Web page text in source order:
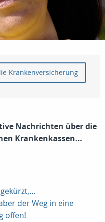
Krankenversicherung
Nachrichten über die
Krankenkassen...
der Weg in eine
offen!